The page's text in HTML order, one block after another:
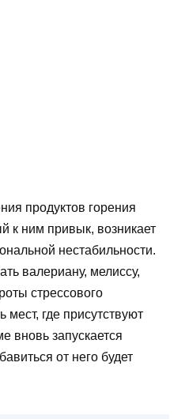
продуктов горения
к ним привык, возникает
нестабильности.
валериану, мелиссу,
стрессового
мест, где присутствуют
вновь запускается
от него будет